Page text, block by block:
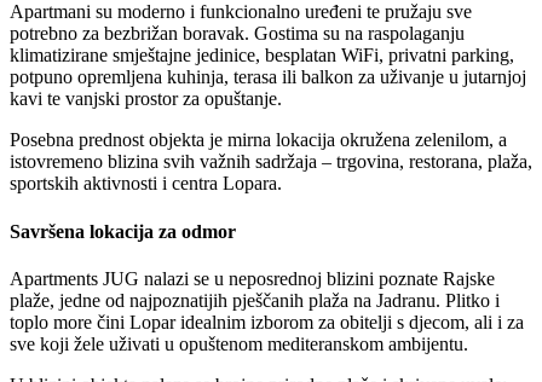
Apartmani su moderno i funkcionalno uređeni te pružaju sve
potrebno za bezbrižan boravak. Gostima su na raspolaganju
klimatizirane smještajne jedinice, besplatan WiFi, privatni parking,
potpuno opremljena kuhinja, terasa ili balkon za uživanje u jutarnjoj
kavi te vanjski prostor za opuštanje.
Posebna prednost objekta je mirna lokacija okružena zelenilom, a
istovremeno blizina svih važnih sadržaja – trgovina, restorana, plaža,
sportskih aktivnosti i centra Lopara.
Savršena lokacija za odmor
Apartments JUG nalazi se u neposrednoj blizini poznate Rajske
plaže, jedne od najpoznatijih pješčanih plaža na Jadranu. Plitko i
toplo more čini Lopar idealnim izborom za obitelji s djecom, ali i za
sve koji žele uživati u opuštenom mediteranskom ambijentu.